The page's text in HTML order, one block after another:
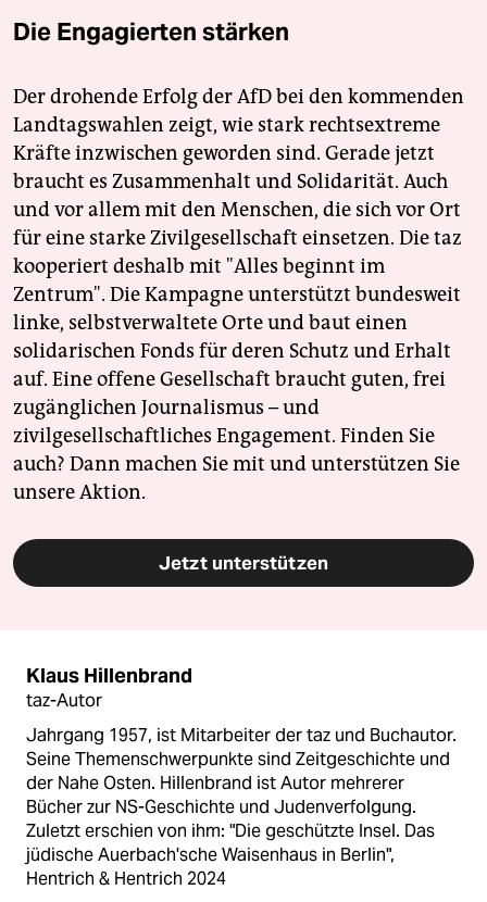
Die Engagierten stärken
Der drohende Erfolg der AfD bei den kommenden
Landtagswahlen zeigt, wie stark rechtsextreme
Kräfte inzwischen geworden sind. Gerade jetzt
braucht es Zusammenhalt und Solidarität. Auch
und vor allem mit den Menschen, die sich vor Ort
für eine starke Zivilgesellschaft einsetzen. Die taz
kooperiert deshalb mit "Alles beginnt im
Zentrum". Die Kampagne unterstützt bundesweit
linke, selbstverwaltete Orte und baut einen
solidarischen Fonds für deren Schutz und Erhalt
auf. Eine offene Gesellschaft braucht guten, frei
zugänglichen Journalismus – und
zivilgesellschaftliches Engagement. Finden Sie
auch? Dann machen Sie mit und unterstützen Sie
unsere Aktion.
Jetzt unterstützen
Klaus Hillenbrand
taz-Autor
Jahrgang 1957, ist Mitarbeiter der taz und Buchautor.
Seine Themenschwerpunkte sind Zeitgeschichte und
der Nahe Osten. Hillenbrand ist Autor mehrerer
Bücher zur NS-Geschichte und Judenverfolgung.
Zuletzt erschien von ihm: "Die geschützte Insel. Das
jüdische Auerbach'sche Waisenhaus in Berlin",
Hentrich & Hentrich 2024